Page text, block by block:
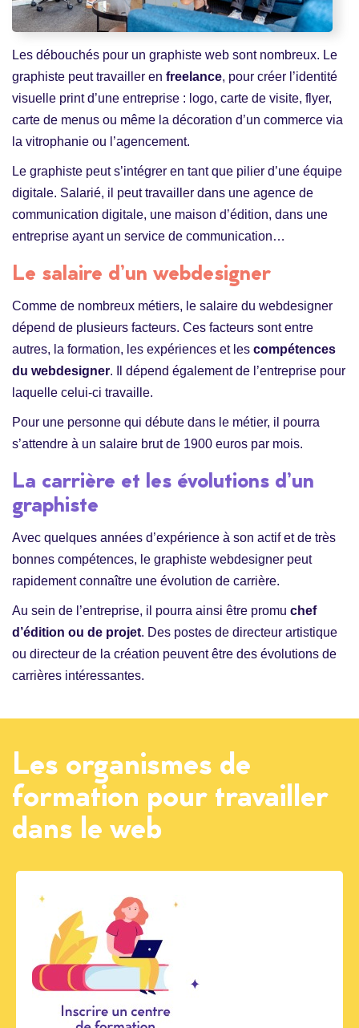
Les débouchés pour un graphiste web sont nombreux. Le
graphiste peut travailler en freelance, pour créer l’identité
visuelle print d’une entreprise : logo, carte de visite, flyer,
carte de menus ou même la décoration d’un commerce via
la vitrophanie ou l’agencement.
Le graphiste peut s’intégrer en tant que pilier d’une équipe
digitale. Salarié, il peut travailler dans une agence de
communication digitale, une maison d’édition, dans une
entreprise ayant un service de communication…
Le salaire d’un webdesigner
Comme de nombreux métiers, le salaire du webdesigner
dépend de plusieurs facteurs. Ces facteurs sont entre
autres, la formation, les expériences et les compétences
du webdesigner. Il dépend également de l’entreprise pour
laquelle celui-ci travaille.
Pour une personne qui débute dans le métier, il pourra
s’attendre à un salaire brut de 1900 euros par mois.
La carrière et les évolutions d’un
graphiste
Avec quelques années d’expérience à son actif et de très
bonnes compétences, le graphiste webdesigner peut
rapidement connaître une évolution de carrière.
Au sein de l’entreprise, il pourra ainsi être promu chef
d’édition ou de projet. Des postes de directeur artistique
ou directeur de la création peuvent être des évolutions de
carrières intéressantes.
Les organismes de
formation pour travailler
dans le web